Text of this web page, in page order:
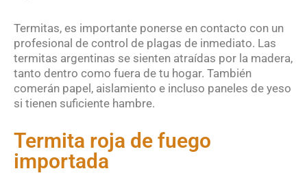
Termitas, es importante ponerse en contacto con un
profesional de control de plagas de inmediato. Las
termitas argentinas se sienten atraídas por la madera,
tanto dentro como fuera de tu hogar. También
comerán papel, aislamiento e incluso paneles de yeso
si tienen suficiente hambre.
Termita roja de fuego
importada